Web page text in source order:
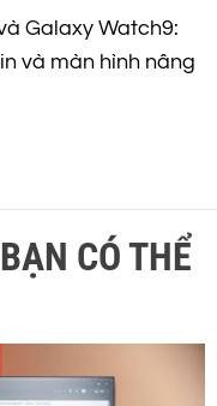
Galaxy Watch9:
và màn hình nâng
CÓ THỂ